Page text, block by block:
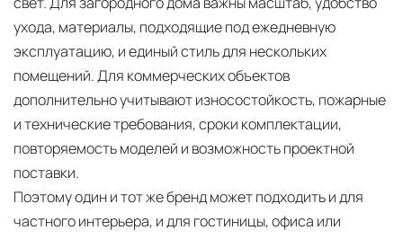
ухода, материалы, подходящие под ежедневную
эксплуатацию, и единый стиль для нескольких
помещений. Для коммерческих объектов
дополнительно учитывают износостойкость, пожарные
и технические требования, сроки комплектации,
повторяемость моделей и возможность проектной
поставки.
Поэтому один и тот же бренд может подходить и для
частного интерьера, и для гостиницы, офиса или